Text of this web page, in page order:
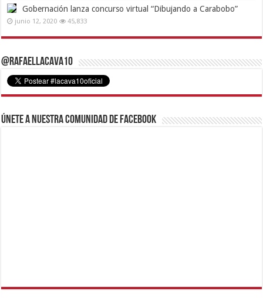
Gobernación lanza concurso virtual “Dibujando a Carabobo”
junio 12, 2020 45,833
@RafaelLacava10
Únete a nuestra comunidad de Facebook